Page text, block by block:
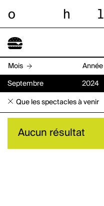
o h l
Mois Année
Septembre 2024
Que les spectacles à venir
Aucun résultat